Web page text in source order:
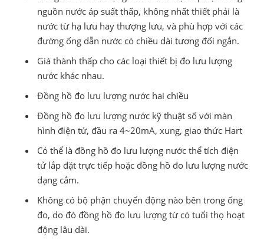
nguồn nước áp suất thấp, không nhất thiết phải là
nước từ hạ lưu hay thượng lưu, và phù hợp với các
đường ống dẫn nước có chiều dài tương đối ngắn.
Giá thành thấp cho các loại thiết bị đo lưu lượng
nước khác nhau.
Đồng hồ đo lưu lượng nước hai chiều
Đồng hồ đo lưu lượng nước kỹ thuật số với màn
hình điện tử, đầu ra 4~20mA, xung, giao thức Hart
Có thể là đồng hồ đo lưu lượng nước thể tích điện
tử lắp đặt trực tiếp hoặc đồng hồ đo lưu lượng nước
dạng cắm.
Không có bộ phận chuyển động nào bên trong ống
đo, do đó đồng hồ đo lưu lượng từ có tuổi thọ hoạt
động lâu dài.